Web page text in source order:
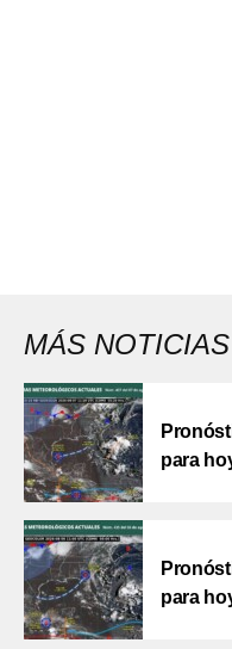
MÁS NOTICIAS
para
para